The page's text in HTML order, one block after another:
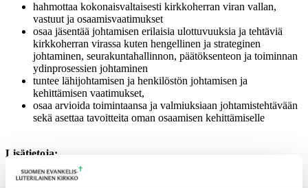
hahmottaa kokonaisvaltaisesti kirkkoherran viran vallan,
vastuut ja osaamisvaatimukset
osaa jäsentää johtamisen erilaisia ulottuvuuksia ja tehtäviä
kirkkoherran virassa kuten hengellinen ja strateginen
johtaminen, seurakuntahallinnon, päätöksenteon ja toiminnan
ydinprosessien johtaminen
tuntee lähijohtamisen ja henkilöstön johtamisen ja
kehittämisen vaatimukset,
osaa arvioida toimintaansa ja valmiuksiaan johtamistehtävään
sekä asettaa tavoitteita oman osaamisen kehittämiselle
Lisätietoja:
​Koulutuksen sisältö: